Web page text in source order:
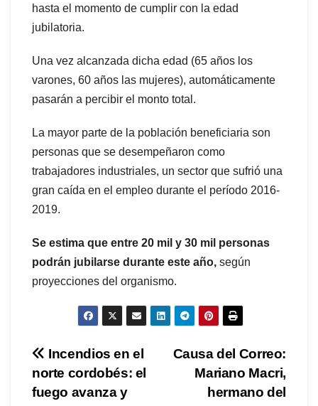
hasta el momento de cumplir con la edad
jubilatoria.
Una vez alcanzada dicha edad (65 años los
varones, 60 años las mujeres), automáticamente
pasarán a percibir el monto total.
La mayor parte de la población beneficiaria son
personas que se desempeñaron como
trabajadores industriales, un sector que sufrió una
gran caída en el empleo durante el período 2016-
2019.
Se estima que entre 20 mil y 30 mil personas
podrán jubilarse durante este año, según
proyecciones del organismo.
Navegación
de
Causa del Correo:
Mariano Macri,
hermano del
Incendios en el
norte cordobés: el
fuego avanza y